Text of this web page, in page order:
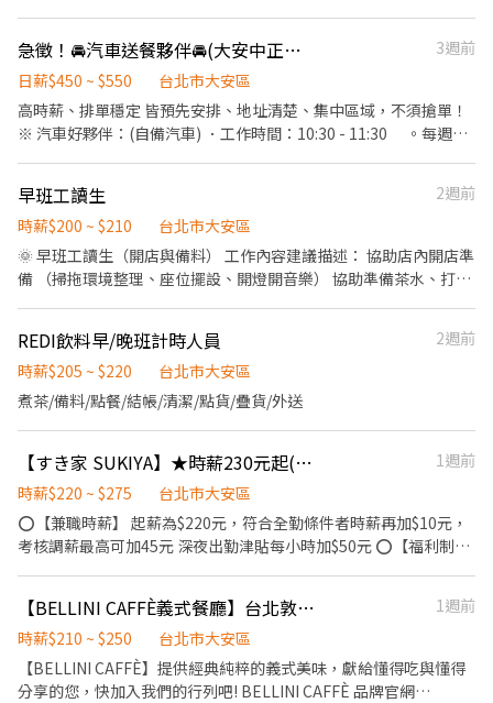
家人』共同創造無限可能。 1998年於台灣成立-日商三澧餐飲集團
HUMAX ASIA，屬於日本Wondertable餐飲集團在台分公司。 深耕
台灣多年的日本與義大利美食連鎖品牌，旗下六大連鎖餐飲品牌包
含， ★義式料理餐廳：BELLINI CAFFÈ、BELLINI Pasta Pasta、
MOLINO手工義大利麵 ★日式鍋物餐廳：Mo-Mo-Paradise壽喜燒
★日式天婦羅專賣店：天吉屋、吉天麩羅 全台直營店鋪皆位於各大
百貨商場，並持續穩定發展中。 ------------------------------------
-------------------------------------- 【應徵須知】 ①詳閱工作內容
後，請審慎提出應徵申請。 ②履歷初審合適者，將邀請實體面談，
初審資格不符者則不另行通知。 ③錄取的實際任用職稱及薪資，依
面談結果與經驗核定職級。
現作提供美味可口的日本國民美食-牛丼/咖哩，並以舒適衛生的用
餐環境、熱情用心的服務態度、平實親民的誠懇價格，強調食品安
全，顧客安心。不論是單獨一人、與家人一起、朋友一起，皆可享
受用餐的樂趣。
健檢 ★勞保、健保，6％勞退提撥 ⭕【工作說明】 《內場》:餐點製
作、食材備料、進貨盤點 《外場》:接待服務顧客、收銀結帳、環境
整潔 用最快速的速度提供美味的牛丼！ 用最有元氣的服務使顧客露
出滿意的笑容！ ★開朗活潑有笑容 ★ＳＯＰ專業流程 ★無經驗可
★提供完善職前教育訓練 ⭕【經營理念】 我們是日本第一的速食連
成為全球第一的連鎖餐飲集團。 我們堅持使用安全及高品質的食
材，當場現點現作提供美味可口的日本國民美食-牛丼/咖哩，並以
格，強調食品安全，顧客安心。不論是單獨一人、與家人一起、朋
友一起，皆可享受用餐的樂趣。
急徵！🚘汽車送餐夥伴🚘(大安中正區)短時高薪、排單穩定
3週前
日薪$450 ~ $550
台北市大安區
高時薪、排單穩定 皆預先安排、地址清楚、集中區域，不須搶單！
※ 汽車好夥伴：(自備汽車) ．工作時間：10:30 - 11:30 。每週一
成後，運送至一至三個指定區域 。如沒有其他遺漏或問題，即可
下崗 ．工作待遇：單次450~550元 ※ 機車好夥伴：(自備機車) ．工
作時間：10:30 - 12:20 。每週一～五日彈性排班 。見紅休：國
定假日不安排任務 ．工作內容： 。10:30起到各指定餐飲商家領
或問題，即可下崗 ．工作待遇：依能力表現與熟練度調整 。單次
350 ～450元
早班工讀生
2週前
時薪$200 ~ $210
台北市大安區
🌞 早班工讀生（開店與備料） 工作內容建議描述： 協助店內開店準
備 （掃拖環境整理、座位擺設、開燈開音樂） 協助準備茶水、打飯
REDI飲料早/晚班計時人員
2週前
時薪$205 ~ $220
台北市大安區
煮茶/備料/點餐/結帳/清潔/點貨/疊貨/外送
【すき家 SUKIYA】★時薪230元起(含全勤)★公館店
1週前
時薪$220 ~ $275
台北市大安區
⭕【兼職時薪】 起薪為$220元，符合全勤條件者時薪再加$10元，
考核調薪最高可加45元 深夜出勤津貼每小時加$50元 ⭕【福利制
節福利、生日禮金、夜班出勤津貼 ★提供員工制服及工作鞋 ★年度
健檢 ★勞保、健保，6％勞退提撥 ⭕【工作說明】 《內場》:餐點製
作、食材備料、進貨盤點 《外場》:接待服務顧客、收銀結帳、環境
整潔 ★開朗活潑有笑容 ★ＳＯＰ專業流程 ★無經驗可 ★提供完善
職前教育訓練 ⭕【經營理念】 我們是日本第一的速食連鎖ZENSHO
【BELLINI CAFFÈ義式餐廳】台北敦南店-外場兼職(早,中,晚)-A02
1週前
時薪$210 ~ $250
台北市大安區
【BELLINI CAFFÈ】提供經典純粹的義式美味，獻給懂得吃與懂得
分享的您，快加入我們的行列吧! BELLINI CAFFÈ 品牌官網